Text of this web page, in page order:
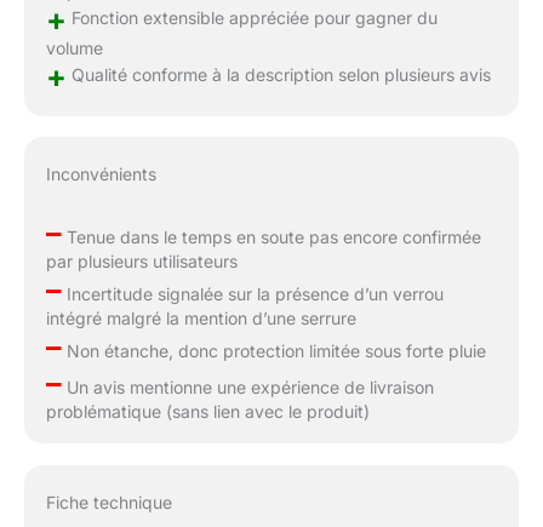
+ Fonction extensible appréciée pour gagner du
volume
+ Qualité conforme à la description selon plusieurs avis
Inconvénients
–Tenue dans le temps en soute pas encore confirmée
par plusieurs utilisateurs
–Incertitude signalée sur la présence d’un verrou
intégré malgré la mention d’une serrure
–Non étanche, donc protection limitée sous forte pluie
–Un avis mentionne une expérience de livraison
problématique (sans lien avec le produit)
Fiche technique